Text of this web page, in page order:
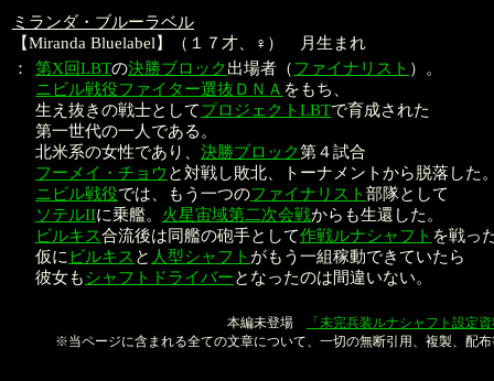
ミランダ・ブルーラベル
【Miranda Bluelabel】（１７才、♀） 月生まれ
：
第X回LBTの決勝ブロック出場者（ファイナリスト ）。
ニビル戦役ファイター選抜ＤＮＡ をもち、
生え抜きの戦士としてプロジェクトLBTで育成された
第一世代の一人である。
北米系の女性であり、 決勝ブロック第４試合
フーメイ・チョウ と対戦し敗北、トーナメントから脱落した
ニビル戦役では、もう一つのファイナリスト部隊として
ソテルIIに乗艦。 火星宙域第二次会戦からも生還した。
ビルキス合流後は同艦の砲手として作戦ルナシャフト を戦っ
仮に ビルキス と 人型シャフト がもう一組稼動できていたら
彼女もシャフトドライバーとなったのは間違いない。
本編未登場
「未完兵装ルナシャフト設定
※当ページに含まれる全ての文章について、一切の無断引用、複製、配